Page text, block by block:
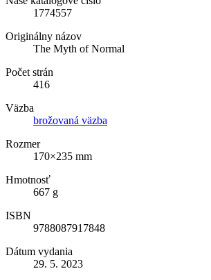
1774557
Originálny názov
The Myth of Normal
Počet strán
416
Väzba
brožovaná väzba
Rozmer
170×235 mm
Hmotnosť
667 g
ISBN
9788087917848
Dátum vydania
29. 5. 2023